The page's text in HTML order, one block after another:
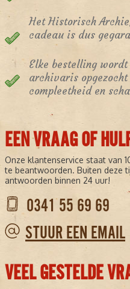
Het Historisch
cadeau is dus
Elke bestelling
archivaris
compleetheid en
EEN VRAAG OF
Onze klantenservice staat van
te beantwoorden. Buiten deze
antwoorden binnen 24 uur!
0341 55 69 69
STUUR EEN EMAIL
VEEL GESTELDE